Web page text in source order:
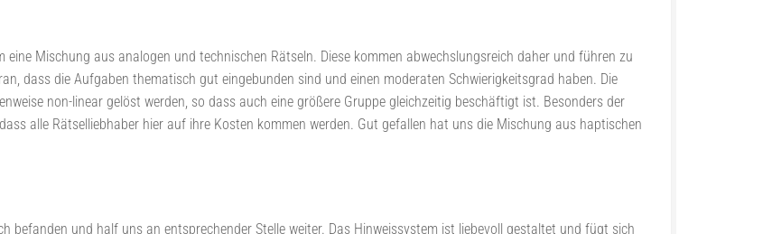
eine Mischung aus analogen und technischen Rätseln. Diese kommen abwechslungsreich daher und führen zu
dass die Aufgaben thematisch gut eingebunden sind und einen moderaten Schwierigkeitsgrad haben. Die
non-linear gelöst werden, so dass auch eine größere Gruppe gleichzeitig beschäftigt ist. Besonders der
alle Rätselliebhaber hier auf ihre Kosten kommen werden. Gut gefallen hat uns die Mischung aus haptischen
befanden und half uns an entsprechender Stelle weiter. Das Hinweissystem ist liebevoll gestaltet und fügt sich